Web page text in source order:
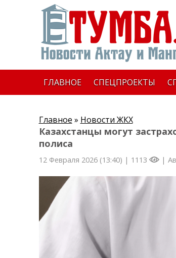
ГЛАВНОЕ СПЕЦПРОЕКТЫ
Главное » Новости ЖКХ
Казахстанцы могут
полиса
12 Февраля 2026 (13:40) | 1113 |